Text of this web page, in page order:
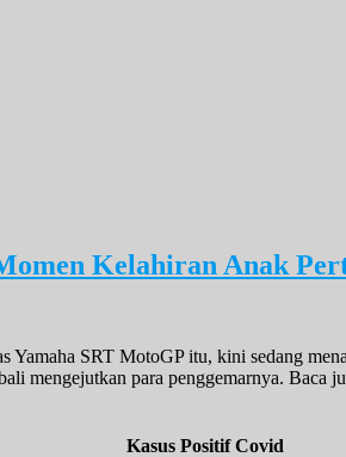
Kelahiran Anak
Yamaha SRT MotoGP itu, kini sedang
mengejutkan para penggemarnya.
Kasus Positif Covid